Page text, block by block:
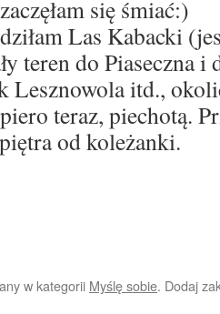
się śmiać:)
Las Kabacki
teren do Piaseczna i
Lesznowola itd.,
teraz, piechotą.
od koleżanki.
w kategorii Myślę sobie. Dodaj